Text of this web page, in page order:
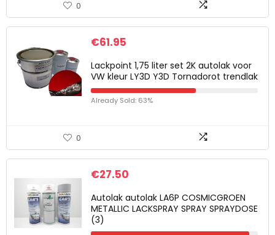
0
€61.95
Lackpoint 1,75 liter set 2K autolak voor
VW kleur LY3D Y3D Tornadorot trendlak
Already Sold: 63%
0
€27.50
Autolak autolak LA6P COSMICGROEN
METALLIC LACKSPRAY SPRAY SPRAYDOSE
(3)